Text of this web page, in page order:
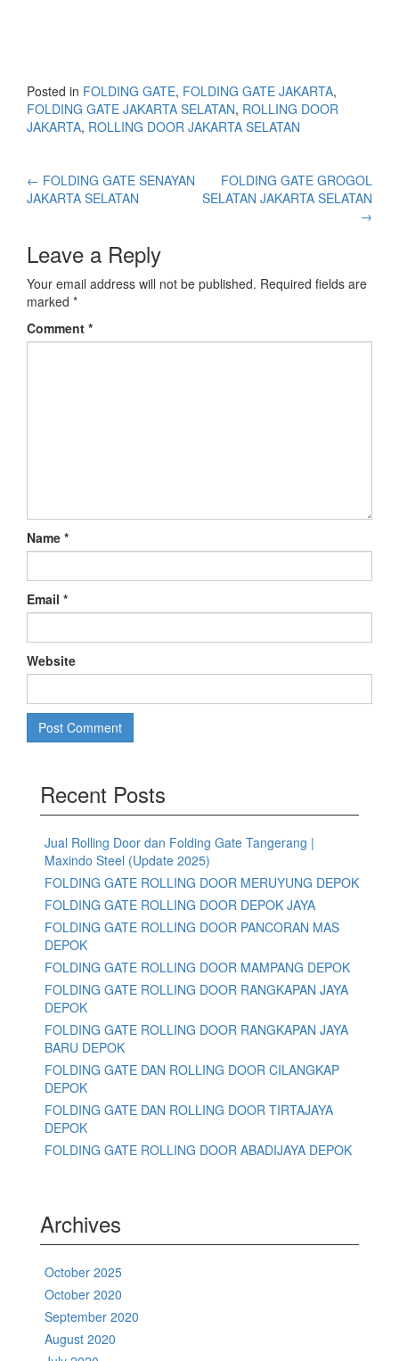
Posted in FOLDING GATE, FOLDING GATE JAKARTA,
FOLDING GATE JAKARTA SELATAN, ROLLING DOOR
JAKARTA, ROLLING DOOR JAKARTA SELATAN
← FOLDING GATE SENAYAN
JAKARTA SELATAN
FOLDING GATE GROGOL
SELATAN JAKARTA SELATAN
→
Leave a Reply
Your email address will not be published. Required fields are
marked *
Comment *
Name *
Email *
Website
Recent Posts
Jual Rolling Door dan Folding Gate Tangerang |
Maxindo Steel (Update 2025)
FOLDING GATE ROLLING DOOR MERUYUNG DEPOK
FOLDING GATE ROLLING DOOR DEPOK JAYA
FOLDING GATE ROLLING DOOR PANCORAN MAS
DEPOK
FOLDING GATE ROLLING DOOR MAMPANG DEPOK
FOLDING GATE ROLLING DOOR RANGKAPAN JAYA
DEPOK
FOLDING GATE ROLLING DOOR RANGKAPAN JAYA
BARU DEPOK
FOLDING GATE DAN ROLLING DOOR CILANGKAP
DEPOK
FOLDING GATE DAN ROLLING DOOR TIRTAJAYA
DEPOK
FOLDING GATE ROLLING DOOR ABADIJAYA DEPOK
Archives
October 2025
October 2020
September 2020
August 2020